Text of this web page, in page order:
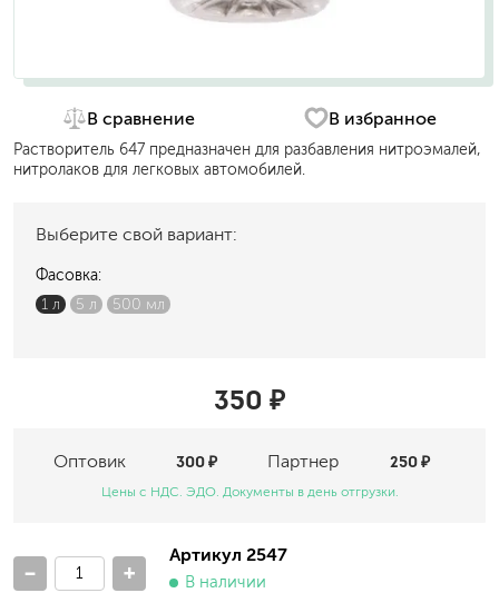
В сравнение В избранное
Растворитель 647 предназначен для разбавления нитроэмалей,
нитролаков для легковых автомобилей.
Выберите свой вариант:
Фасовка:
1 л
5 л 500 мл
350 ₽
Оптовик Партнер
300 ₽ 250 ₽
Цены с НДС. ЭДО. Документы в день отгрузки.
- +
Артикул 2547
В наличии